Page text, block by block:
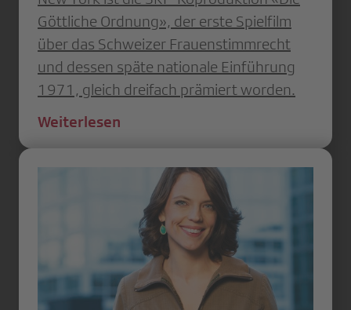
Göttliche Ordnung», der erste Spielfilm
über das Schweizer Frauenstimmrecht
und dessen späte nationale Einführung
1971, gleich dreifach prämiert worden.
Weiterlesen